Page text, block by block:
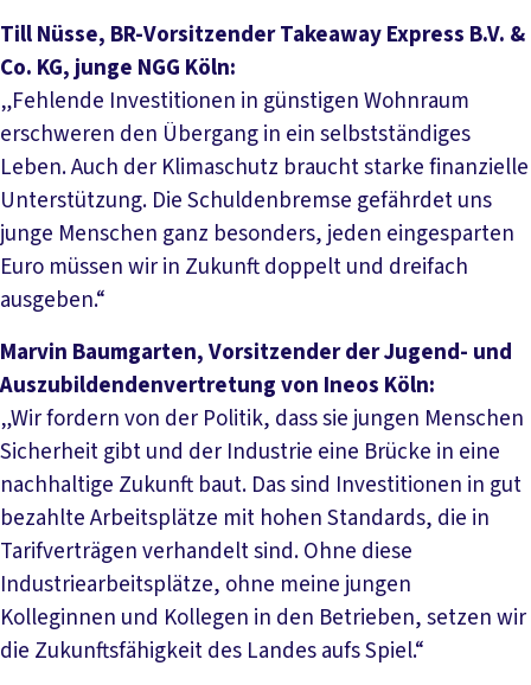
Till Nüsse, BR-Vorsitzender Takeaway Express B.V. &
Co. KG, junge NGG Köln:
„Fehlende Investitionen in günstigen Wohnraum
erschweren den Übergang in ein selbstständiges
Leben. Auch der Klimaschutz braucht starke finanzielle
Unterstützung. Die Schuldenbremse gefährdet uns
junge Menschen ganz besonders, jeden eingesparten
Euro müssen wir in Zukunft doppelt und dreifach
ausgeben.“
Marvin Baumgarten, Vorsitzender der Jugend- und
Auszubildendenvertretung von Ineos Köln:
„Wir fordern von der Politik, dass sie jungen Menschen
Sicherheit gibt und der Industrie eine Brücke in eine
nachhaltige Zukunft baut. Das sind Investitionen in gut
bezahlte Arbeitsplätze mit hohen Standards, die in
Tarifverträgen verhandelt sind. Ohne diese
Industriearbeitsplätze, ohne meine jungen
Kolleginnen und Kollegen in den Betrieben, setzen wir
die Zukunftsfähigkeit des Landes aufs Spiel.“